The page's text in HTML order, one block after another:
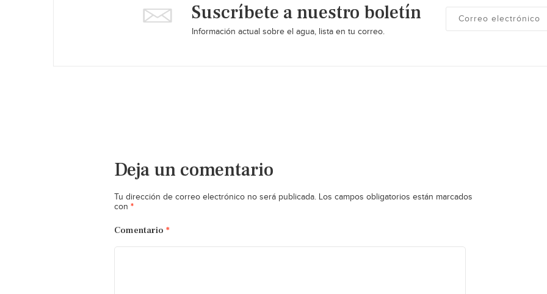
Suscríbete a nuestro boletín
Información actual sobre el agua, lista en tu correo.
Deja un comentario
Tu dirección de correo electrónico no será publicada. Los campos obligatorios están marcados
con *
Comentario *